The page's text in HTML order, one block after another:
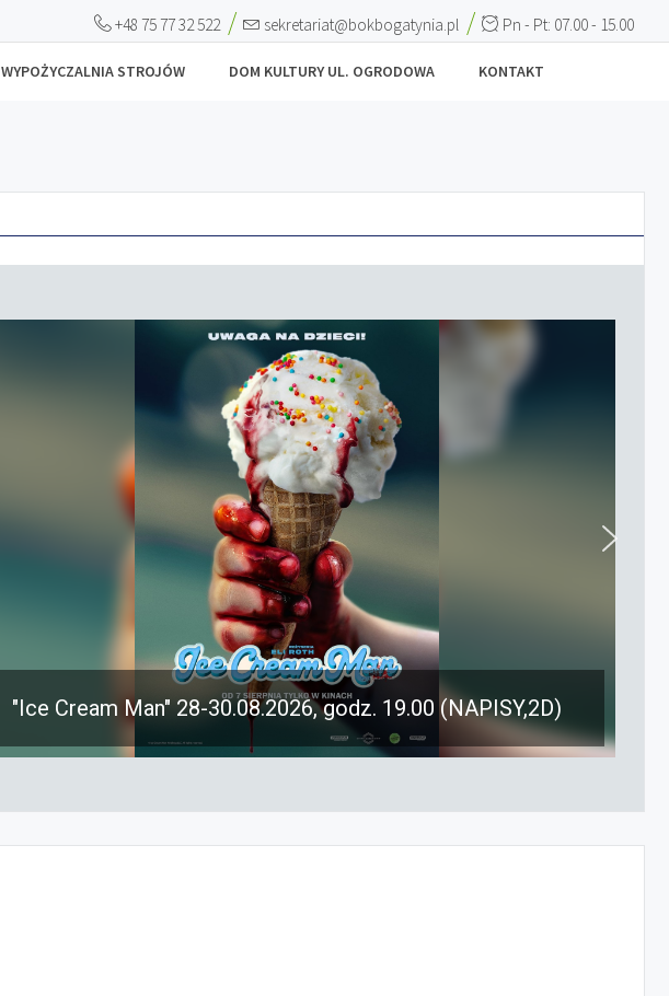
+48 75 77 32 522 sekretariat@bokbogatynia.pl Pn - Pt: 07.00 - 15.00
WYPOŻYCZALNIA STROJÓW DOM KULTURY UL. OGRODOWA KONTAKT
"Ice Cream Man" 28-30.08.2026, godz. 19.00 (NAPISY,2D)